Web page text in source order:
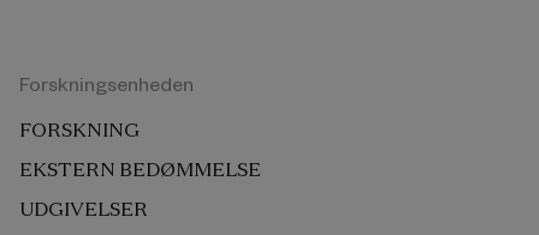
Forskningsenheden
FORSKNING
EKSTERN BEDØMMELSE
UDGIVELSER